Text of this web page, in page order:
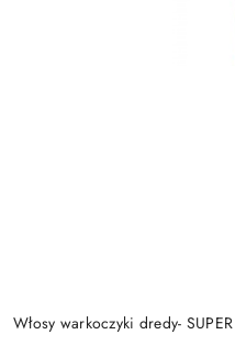
Włosy warkoczyki dredy-